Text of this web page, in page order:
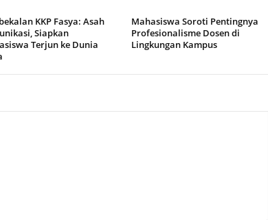
KKP Fasya: Asah
Siapkan
Terjun ke Dunia
Mahasiswa Soroti Pentingnya
Profesionalisme Dosen di
Lingkungan Kampus